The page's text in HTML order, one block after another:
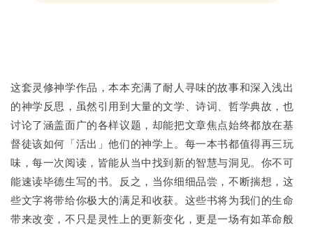
这套灵修神学作品，本本充满了耐人寻味的故事和深入浅出
的神学反思，虽然引用到大量的文学、诗词、哲学典故，也
讨论了涵盖面广的各样议题，却能把文章焦点始终都放在基
督徒该如何「活出」他们的神学上。每一本书都值得再三玩
味，每一次阅读，皆能从当中找到新的智慧与洞见。你不可
能速读毕德生写的书。反之，当你细细品尝，不断揣想，这
些文字将带给你极大的满足和收获。这些书将为我们的生命
带来改变，不只是灵性上的更新变化，更是一场有如革命般